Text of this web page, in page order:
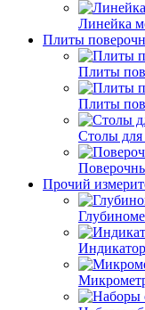
Линейка
Плиты
Плиты
Плиты
Столы
Прочий